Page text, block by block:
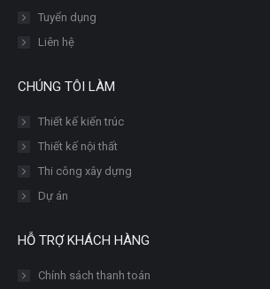
Tuyển dụng
Liên hệ
CHÚNG TÔI LÀM
Thiết kế kiến trúc
Thiết kế nội thất
Thi công xây dựng
Dự án
HỖ TRỢ KHÁCH HÀNG
Chính sách thanh toán